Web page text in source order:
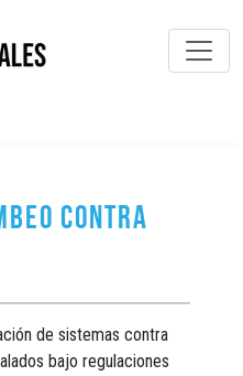
contra
de sistemas contra
bajo regulaciones